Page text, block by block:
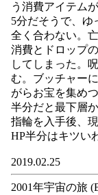
う消費アイテム
5分だそうで、ゆ
全く合わない。
消費とドロップ
してしまった。
む。ブッチャー
がらお宝を集め
半分だと最下層
指輪を入手後、
HP半分はキツい
2019.02.25
2001年宇宙の旅